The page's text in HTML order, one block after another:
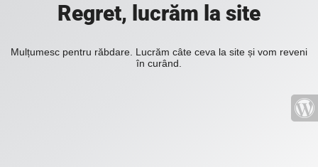
Regret, lucrăm la site
Mulțumesc pentru răbdare. Lucrăm câte ceva la site și vom reveni
în curând.